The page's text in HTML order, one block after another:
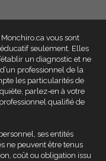
vous sont
seulement . Elles
un diagnostic et ne
professionnel de la
les particularités de
parlez-en à votre
qualifié de
ses entités
ne peuvent être tenus
coût ou obligation issu